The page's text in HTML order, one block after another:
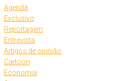
Agenda
Exclusivo
Reportagem
Entrevista
Artigos de opinião
Cartoon
Economia